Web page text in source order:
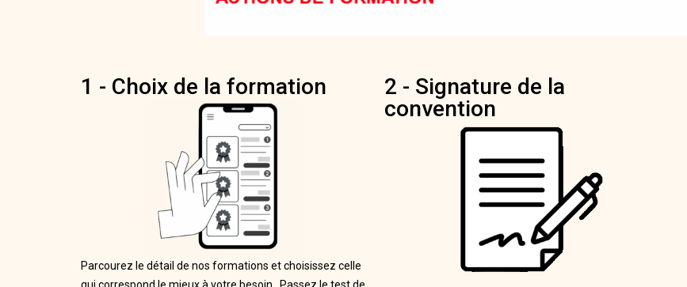
1 - Choix de la formation
Parcourez le détail de nos formations et choisissez celle
2 - Signature de la
convention